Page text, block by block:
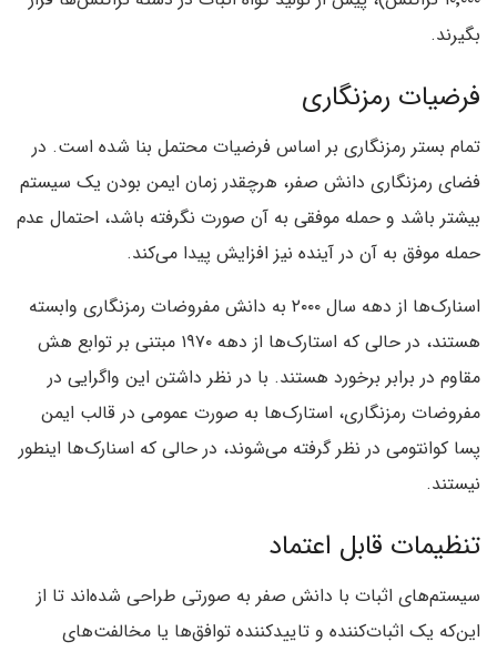
بگیرند.
فرضیات رمزنگاری
تمام بستر رمزنگاری بر اساس فرضیات محتمل بنا شده است. در
فضای رمزنگاری دانش صفر‌، هرچقدر زمان ایمن بودن یک سیستم
بیشتر باشد و حمله موفقی به آن صورت نگرفته باشد‌، احتمال عدم
حمله موفق به آن در آینده نیز افزایش پیدا می‌کند.
اسنارک‌ها از دهه سال ۲۰۰۰ به دانش مفروضات رمزنگاری وابسته
هستند‌، در حالی که استارک‌ها از دهه ۱۹۷۰ مبتنی بر توابع هش
مقاوم در برابر برخورد هستند. با در نظر داشتن این واگرایی در
مفروضات رمزنگاری‌، استارک‌ها به صورت عمومی در قالب ایمن
پسا کوانتومی در نظر گرفته می‌شوند، در حالی که اسنارک‌ها اینطور
نیستند.
تنظیمات قابل اعتماد
سیستم‌های اثبات با دانش صفر به صورتی طراحی شده‌اند تا از
این‌که یک اثبات‌کننده و تایید‌کننده توافق‌ها یا مخالفت‌های